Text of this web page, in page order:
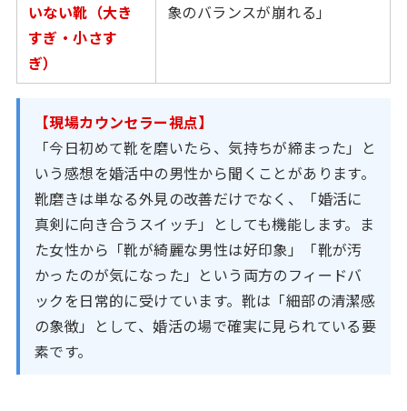
いない靴（大き
すぎ・小さす
ぎ）
象のバランスが崩れる」
【現場カウンセラー視点】
「今日初めて靴を磨いたら、気持ちが締まった」と
いう感想を婚活中の男性から聞くことがあります。
靴磨きは単なる外見の改善だけでなく、「婚活に
真剣に向き合うスイッチ」としても機能します。ま
た女性から「靴が綺麗な男性は好印象」「靴が汚
かったのが気になった」という両方のフィードバ
ックを日常的に受けています。靴は「細部の清潔感
の象徴」として、婚活の場で確実に見られている要
素です。